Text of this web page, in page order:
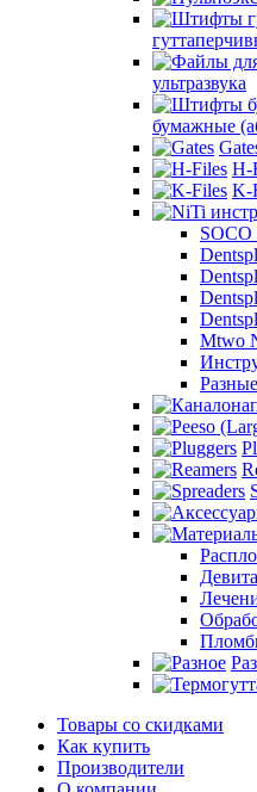
ультразвука
бумажные
H-
K-
Mtwo
Разные
Товары со скидками
Как купить
Производители